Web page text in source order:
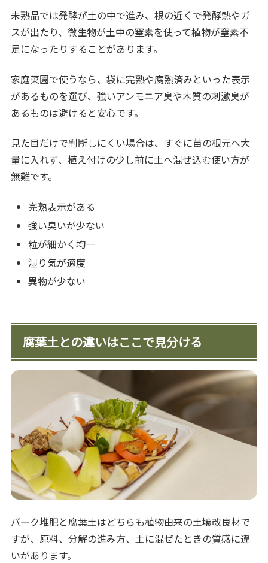
未熟品では発酵が土の中で進み、根の近くで発酵熱やガ
スが出たり、微生物が土中の窒素を使って植物が窒素不
足になったりすることがあります。
家庭菜園で使うなら、袋に完熟や腐熟済みといった表示
があるものを選び、強いアンモニア臭や木質の刺激臭が
あるものは避けると安心です。
見た目だけで判断しにくい場合は、すぐに苗の根元へ大
量に入れず、植え付けの少し前に土へ混ぜ込む使い方が
無難です。
完熟表示がある
強い臭いが少ない
粒が細かく均一
湿り気が適度
異物が少ない
腐葉土との違いはここで見分ける
バーク堆肥と腐葉土はどちらも植物由来の土壌改良材で
すが、原料、分解の進み方、土に混ぜたときの質感に違
いがあります。